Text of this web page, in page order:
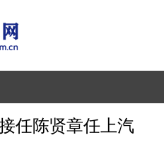
任陈贤章任上汽